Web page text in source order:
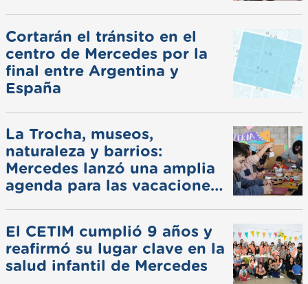
Cortarán el tránsito en el
centro de Mercedes por la
final entre Argentina y
España
La Trocha, museos,
naturaleza y barrios:
Mercedes lanzó una amplia
agenda para las vacaciones
El CETIM cumplió 9 años y
reafirmó su lugar clave en la
salud infantil de Mercedes